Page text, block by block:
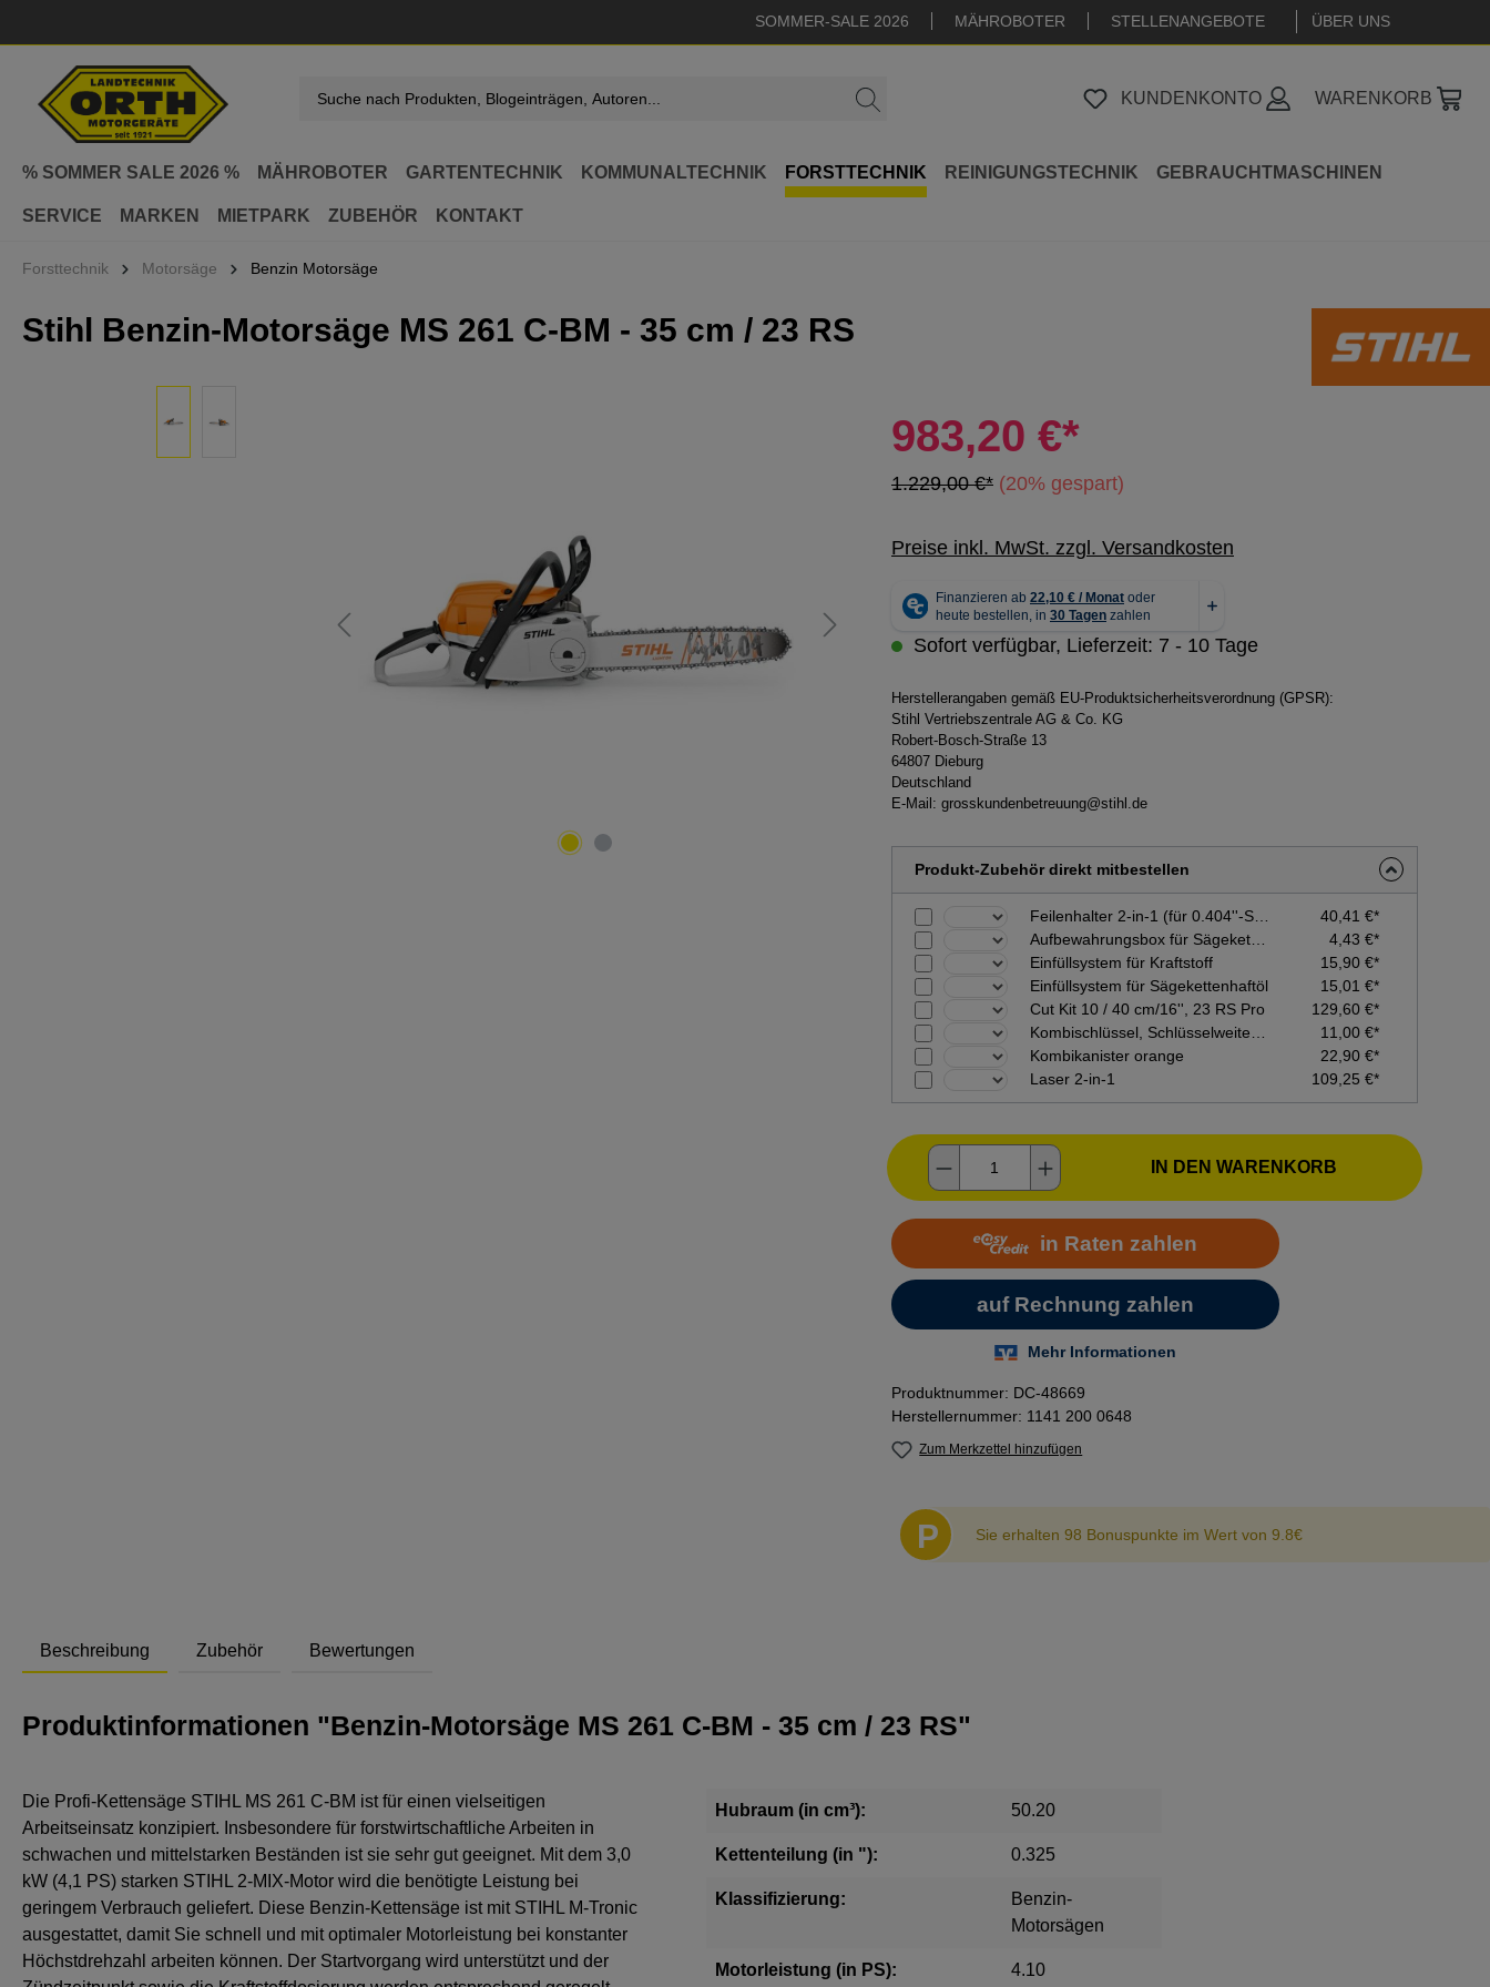
SOMMER-SALE 2026 MÄHROBOTER STELLENANGEBOTE ÜBER UNS
KUNDENKONTO WARENKORB
% SOMMER SALE 2026 % MÄHROBOTER GARTENTECHNIK KOMMUNALTECHNIK FORSTTECHNIK REINIGUNGSTECHNIK GEBRAUCHTMASCHINEN
SERVICE MARKEN MIETPARK ZUBEHÖR KONTAKT
Forsttechnik Motorsäge Benzin Motorsäge
Stihl Benzin-Motorsäge MS 261 C-BM - 35 cm / 23 RS
983,20 €*
1.229,00 €* (20% gespart)
Preise inkl. MwSt. zzgl. Versandkosten
Sofort verfügbar, Lieferzeit: 7 - 10 Tage
Herstellerangaben gemäß EU-Produktsicherheitsverordnung (GPSR):
Stihl Vertriebszentrale AG & Co. KG
Robert-Bosch-Straße 13
64807 Dieburg
Deutschland
E-Mail: grosskundenbetreuung@stihl.de
Produkt-Zubehör direkt mitbestellen
40,41 €*
4,43 €*
Einfüllsystem für Kraftstoff
15,90 €*
Einfüllsystem für Sägekettenhaftöl
15,01 €*
Cut Kit 10 / 40 cm/16'', 23 RS Pro
129,60 €*
11,00 €*
Kombikanister orange
22,90 €*
Laser 2-in-1
109,25 €*
Produkt Anzahl: Gib den gewünschten Wert
IN DEN WARENKORB
Produktnummer: DC-48669
Herstellernummer: 1141 200 0648
Zum Merkzettel hinzufügen
P Sie erhalten 98 Bonuspunkte im Wert von 9.8€
Beschreibung Zubehör Bewertungen
Produktinformationen "Benzin-Motorsäge MS 261 C-BM - 35 cm / 23 RS"
Die Profi-Kettensäge STIHL MS 261 C-BM ist für einen vielseitigen
Arbeitseinsatz konzipiert. Insbesondere für forstwirtschaftliche Arbeiten in
schwachen und mittelstarken Beständen ist sie sehr gut geeignet. Mit dem 3,0
kW (4,1 PS) starken STIHL 2-MIX-Motor wird die benötigte Leistung bei
geringem Verbrauch geliefert. Diese Benzin-Kettensäge ist mit STIHL M-Tronic
ausgestattet, damit Sie schnell und mit optimaler Motorleistung bei konstanter
Höchstdrehzahl arbeiten können. Der Startvorgang wird unterstützt und der
Hubraum (in cm³): 50.20
Kettenteilung (in "): 0.325
Klassifizierung:
Benzin-
Motorsägen
Motorleistung (in PS): 4.10